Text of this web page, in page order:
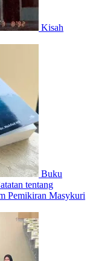
Kisah
Buku
tentang
Pemikiran Masykuri